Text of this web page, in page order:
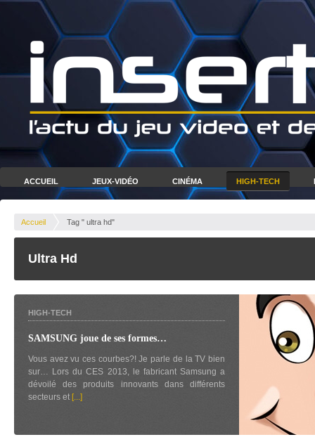
ACCUEIL JEUX-VIDÉO CINÉMA HIGH-TECH
Accueil Tag " ultra hd"
Ultra Hd
HIGH-TECH
SAMSUNG joue de ses formes…
Vous avez vu ces courbes?! Je parle de la TV bien
sur… Lors du CES 2013, le fabricant Samsung a
dévoilé des produits innovants dans différents
secteurs et [...]